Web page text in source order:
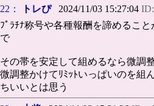
22： トレぴ2024/11/03 15:27:04
ﾌﾟﾗﾁﾅ称号や各種報酬を諦めるこ
で
その帯を安定して組めるなら微調
微調整かけてﾘﾐｯﾄいっぱいのを組
ちいいとは思う